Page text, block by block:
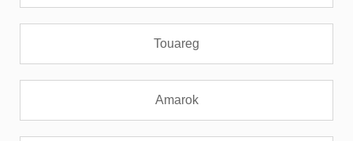
Touareg
Amarok